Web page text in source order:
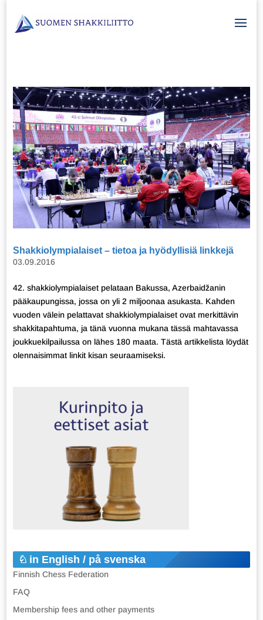
Shakkiolympialaiset – tietoa ja hyödyllisiä linkkejä
03.09.2016
42. shakkiolympialaiset pelataan Bakussa, Azerbaidžanin
pääkaupungissa, jossa on yli 2 miljoonaa asukasta. Kahden
vuoden välein pelattavat shakkiolympialaiset ovat merkittävin
shakkitapahtuma, ja tänä vuonna mukana tässä mahtavassa
joukkuekilpailussa on lähes 180 maata. Tästä artikkelista löydät
olennaisimmat linkit kisan seuraamiseksi.
in English / på svenska
Finnish Chess Federation
FAQ
Membership fees and other payments